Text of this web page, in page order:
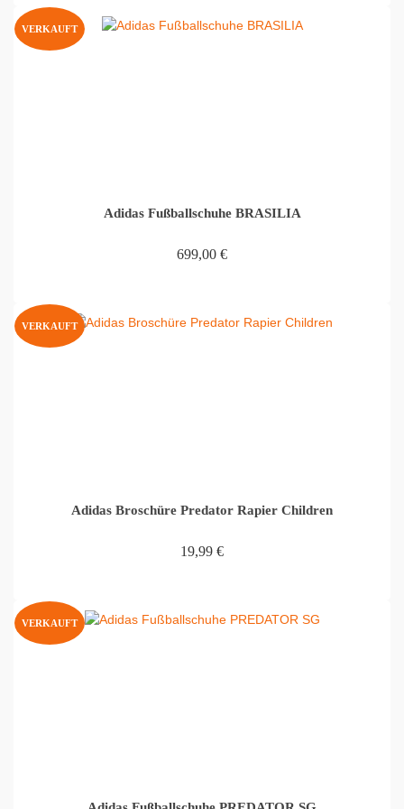
VERKAUFT
Adidas Fußballschuhe BRASILIA
699,00 €
VERKAUFT
Adidas Broschüre Predator Rapier Children
19,99 €
VERKAUFT